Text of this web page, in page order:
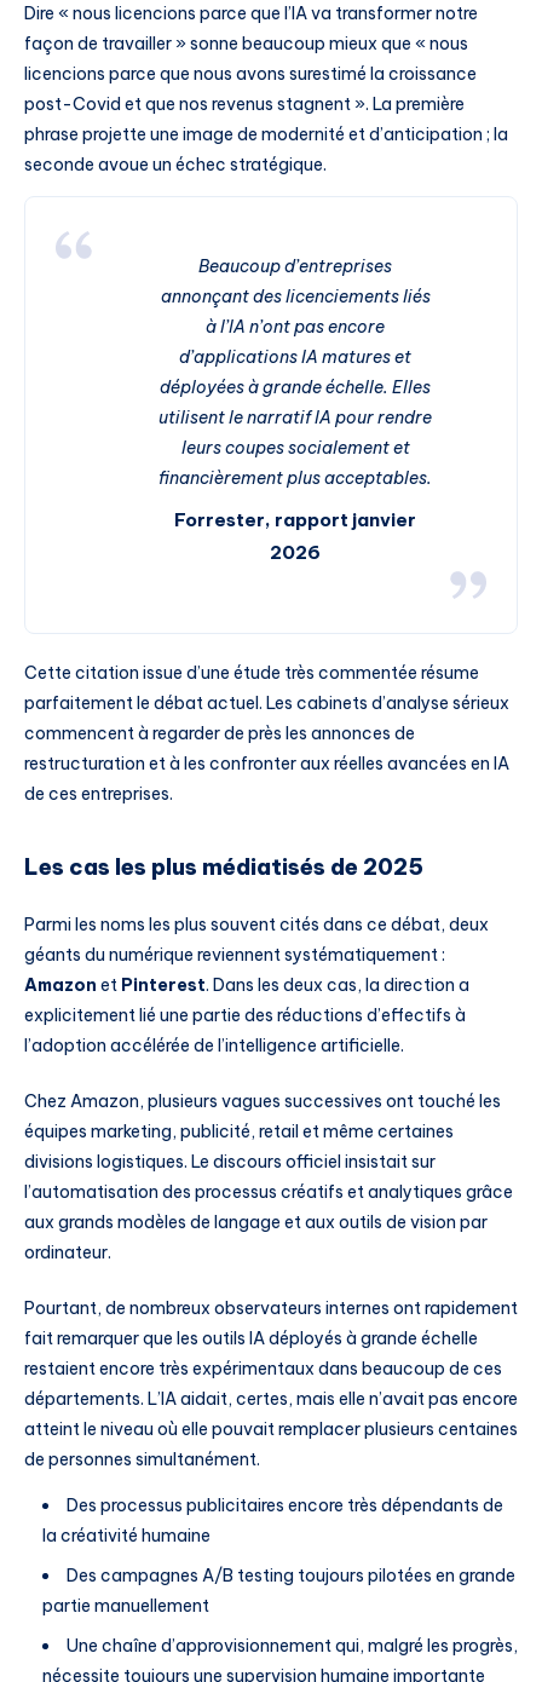
Dire « nous licencions parce que l’IA va transformer notre
façon de travailler » sonne beaucoup mieux que « nous
licencions parce que nous avons surestimé la croissance
post-Covid et que nos revenus stagnent ». La première
phrase projette une image de modernité et d’anticipation ; la
seconde avoue un échec stratégique.
Beaucoup d’entreprises
annonçant des licenciements liés
à l’IA n’ont pas encore
d’applications IA matures et
déployées à grande échelle. Elles
utilisent le narratif IA pour rendre
leurs coupes socialement et
financièrement plus acceptables.
Forrester, rapport janvier
2026
Cette citation issue d’une étude très commentée résume
parfaitement le débat actuel. Les cabinets d’analyse sérieux
commencent à regarder de près les annonces de
restructuration et à les confronter aux réelles avancées en IA
de ces entreprises.
Les cas les plus médiatisés de 2025
Parmi les noms les plus souvent cités dans ce débat, deux
géants du numérique reviennent systématiquement :
Amazon et Pinterest. Dans les deux cas, la direction a
explicitement lié une partie des réductions d’effectifs à
l’adoption accélérée de l’intelligence artificielle.
Chez Amazon, plusieurs vagues successives ont touché les
équipes marketing, publicité, retail et même certaines
divisions logistiques. Le discours officiel insistait sur
l’automatisation des processus créatifs et analytiques grâce
aux grands modèles de langage et aux outils de vision par
ordinateur.
Pourtant, de nombreux observateurs internes ont rapidement
fait remarquer que les outils IA déployés à grande échelle
restaient encore très expérimentaux dans beaucoup de ces
départements. L’IA aidait, certes, mais elle n’avait pas encore
atteint le niveau où elle pouvait remplacer plusieurs centaines
de personnes simultanément.
Des processus publicitaires encore très dépendants de
la créativité humaine
Des campagnes A/B testing toujours pilotées en grande
partie manuellement
Une chaîne d’approvisionnement qui, malgré les progrès,
nécessite toujours une supervision humaine importante